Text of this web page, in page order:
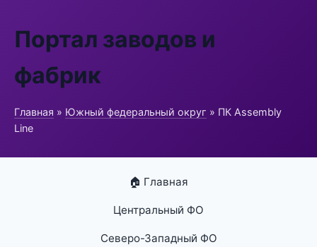
Портал заводов и
фабрик
Главная » Южный федеральный округ » ПК Assembly
Line
🏠 Главная
Центральный ФО
Северо-Западный ФО